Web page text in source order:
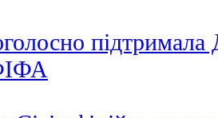
підтримала